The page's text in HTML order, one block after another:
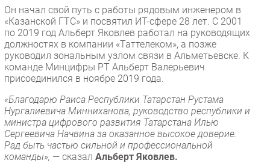
РАЗДЕЛЫ
Новости
Аналитика
Интервью
Мероприятия
Проекты
IT класс
Тестовый стенд
Каталог компаний
Он начал свой путь с работы рядовым инженером в
«Казанской ГТС» и посвятил ИТ-сфере 28 лет. С 2001
по 2019 год Альберт Яковлев работал на руководящих
должностях в компании «Таттелеком», а позже
руководил зональным узлом связи в Альметьевске. К
команде Минцифры РТ Альберт Валерьевич
присоединился в ноябре 2019 года.
«Благодарю Раиса Республики Татарстан Рустама
Нургалиевича Минниханова, руководство республики и
министра цифрового развития Татарстана Илью
Сергеевича Начвина за оказанное высокое доверие.
Рад быть частью сильной и профессиональной
команды», — сказал Альберт Яковлев.